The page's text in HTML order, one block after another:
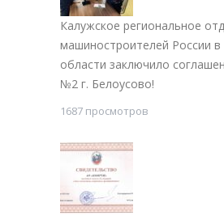
Калужское региональное
машиностроителей России в
области заключило
№2 г. Белоусово!
1687 просмотров